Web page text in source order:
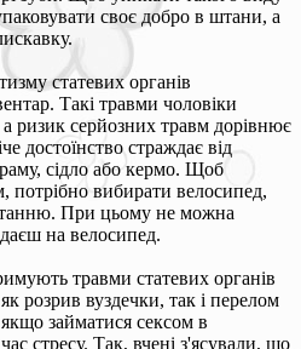
своє добро в штани, а
статевих органів
Такі травми чоловіки
ризик серйозних травм дорівнює
достоїнство страждає від
сідло або кермо. Щоб
потрібно вибирати велосипед,
При цьому не можна
на велосипед.
травми статевих органів
розрив вуздечки, так і перелом
займатися сексом в
стресу. Так, вчені з'ясували, що